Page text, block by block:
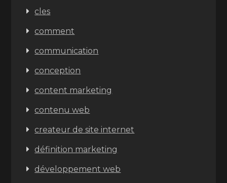
cles
comment
communication
conception
content marketing
contenu web
createur de site internet
définition marketing
développement web